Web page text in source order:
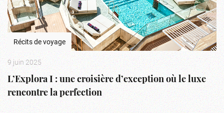
Récits de voyage
9 juin 2025
L’Explora I : une croisière d’exception où le luxe
rencontre la perfection